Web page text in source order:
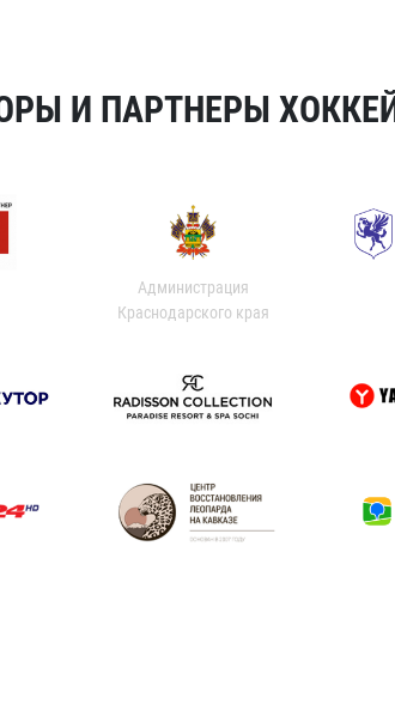
И ПАРТНЕРЫ
Администрация
Краснодарского края